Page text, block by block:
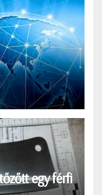
egy férfi